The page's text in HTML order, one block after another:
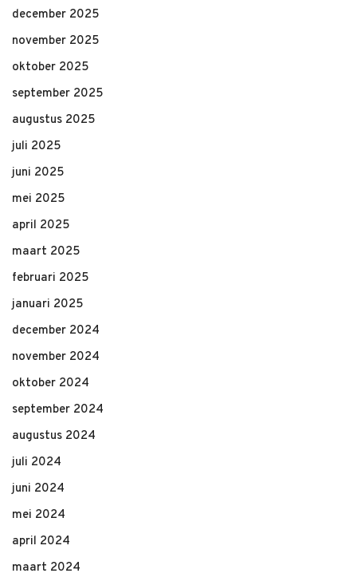
december 2025
november 2025
oktober 2025
september 2025
augustus 2025
juli 2025
juni 2025
mei 2025
april 2025
maart 2025
februari 2025
januari 2025
december 2024
november 2024
oktober 2024
september 2024
augustus 2024
juli 2024
juni 2024
mei 2024
april 2024
maart 2024